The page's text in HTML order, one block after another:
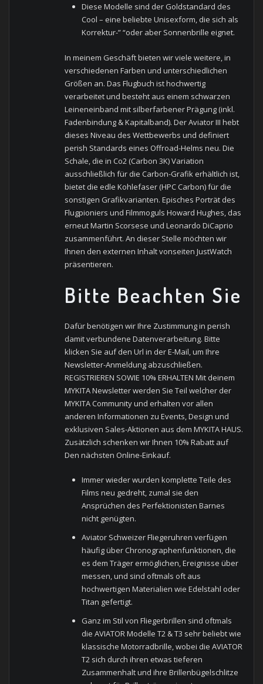
Diese Modelle sind der Goldstandard des
Cool – eine beliebte Unisexform, die sich als
Korrektur-” “oder aber Sonnenbrille eignet.
In meinem Geschäft bieten wir viele weitere, in
verschiedenen Farben und unterschiedlichen
Größen an. Das Flugbuch ist hochwertig
verarbeitet und besteht aus einem schwarzen
Leineneinband mit silberfarbener Prägung (inkl.
Fadenbindung & Kapitalband). Der Aviator III hebt
dieses Niveau des Wettbewerbs und definiert
perish Standards eines Offroad-Helms neu. Die
Schale, die in Co2 (Carbon 3K) Variation
ausschließlich für die Carbon-Grafik erhältlich ist,
bietet die edle Kohlefaser (HPC Carbon) für die
sonstigen Grafikvarianten. Episches Porträt des
Flugpioniers und Filmmoguls Howard Hughes, das
erneut Martin Scorsese und Leonardo DiCaprio
zusammenführt. An dieser Stelle möchten wir
Ihnen den externen Inhalt vonseiten JustWatch
präsentieren.
Bitte Beachten Sie
Dafür benötigen wir Ihre Zustimmung in perish
damit verbundene Datenverarbeitung. Bitte
klicken Sie auf den Url in der E-Mail, um Ihre
Newsletter-Anmeldung abzuschließen.
REGISTRIEREN SOWIE 10% ERHALTEN Mit deinem
MYKITA Newsletter werden Sie Teil welcher der
MYKITA Community und erhalten vor allen
anderen Informationen zu Events, Design und
exklusiven Sales-Aktionen aus dem MYKITA HAUS.
Zusätzlich schenken wir Ihnen 10% Rabatt auf
Den nächsten Online-Einkauf.
Immer wieder wurden komplette Teile des
Films neu gedreht, zumal sie den
Ansprüchen des Perfektionisten Barnes
nicht genügten.
Aviator Schweizer Fliegeruhren verfügen
häufig über Chronographenfunktionen, die
es dem Träger ermöglichen, Ereignisse über
messen, und sind oftmals oft aus
hochwertigen Materialien wie Edelstahl oder
Titan gefertigt.
Ganz im Stil von Fliegerbrillen sind oftmals
die AVIATOR Modelle T2 & T3 sehr beliebt wie
klassische Motorradbrille, wobei die AVIATOR
T2 sich durch ihren etwas tieferen
Zusammenhalt und ihre Brillenbügelschlitze